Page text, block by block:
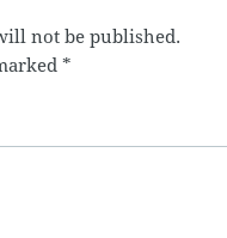
not be published.
*